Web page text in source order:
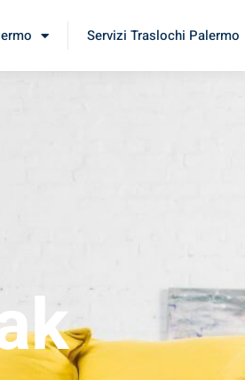
Servizi Traslochi Palermo